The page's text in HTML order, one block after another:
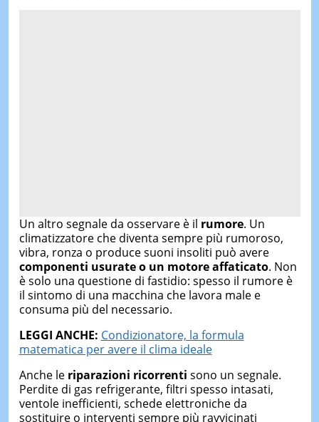
Un altro segnale da osservare è il rumore. Un
climatizzatore che diventa sempre più rumoroso,
vibra, ronza o produce suoni insoliti può avere
componenti usurate o un motore affaticato. Non
è solo una questione di fastidio: spesso il rumore è
il sintomo di una macchina che lavora male e
consuma più del necessario.
LEGGI ANCHE: Condizionatore, la formula
matematica per avere il clima ideale
Anche le riparazioni ricorrenti sono un segnale.
Perdite di gas refrigerante, filtri spesso intasati,
ventole inefficienti, schede elettroniche da
sostituire o interventi sempre più ravvicinati